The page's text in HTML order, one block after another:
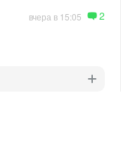
вчера в 15:05 2